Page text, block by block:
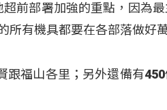
前部署加強的重點，因為
有機具都要在各部落做好
跟福山各里；另外還備有